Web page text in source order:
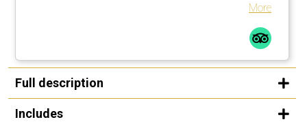
More
Full description
Includes